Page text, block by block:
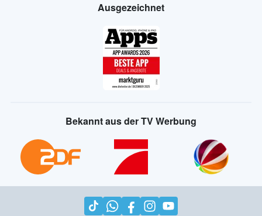
Ausgezeichnet
Bekannt aus der TV Werbung